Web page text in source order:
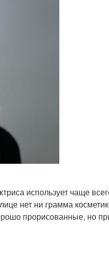
использует чаще
нет ни грамма
прорисованные, но